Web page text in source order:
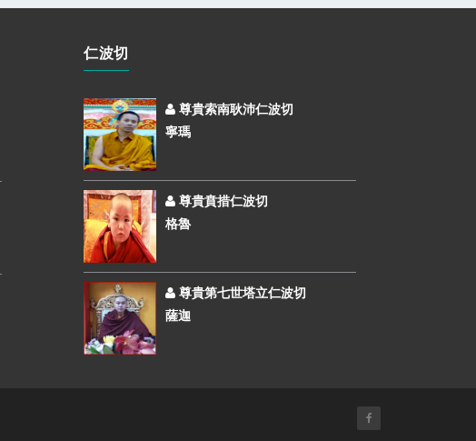
仁波切
尊貴索南耿沛仁波切
寧瑪
尊貴賁措仁波切
格魯
尊貴第七世塔立仁波切
薩迦